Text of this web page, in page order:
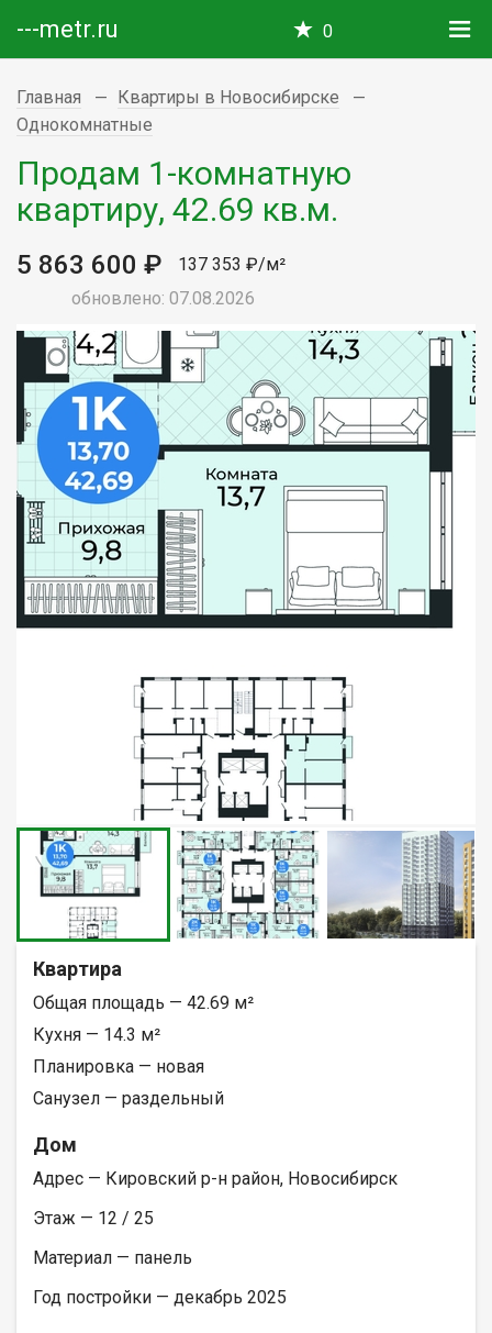
---metr.ru 0
Главная
Квартиры в Новосибирске
Однокомнатные
Продам 1-комнатную
квартиру, 42.69 кв.м.
5 863 600 ₽
137 353 ₽/м²
обновлено: 07.08.2026
Квартира
Общая площадь — 42.69 м²
Кухня — 14.3 м²
Планировка — новая
Санузел — раздельный
Дом
Адрес — Кировский р-н район, Новосибирск
Этаж — 12 / 25
Материал — панель
Год постройки — декабрь 2025